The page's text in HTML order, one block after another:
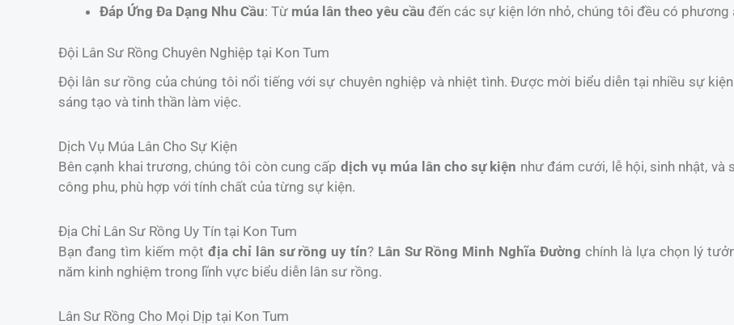
Đáp Ứng Đa Dạng Nhu Cầu: Từ múa lân theo yêu cầu đến các sự kiện lớn nhỏ, chúng tôi đều có phương
Đội Lân Sư Rồng Chuyên Nghiệp tại Kon Tum
Đội lân sư rồng của chúng tôi nổi tiếng với sự chuyên nghiệp và nhiệt tình. Được mời biểu diễn tại nhiều sự
sáng tạo và tinh thần làm việc.
Dịch Vụ Múa Lân Cho Sự Kiện
Bên cạnh khai trương, chúng tôi còn cung cấp dịch vụ múa lân cho sự kiện như đám cưới, lễ hội, sinh nhật,
công phu, phù hợp với tính chất của từng sự kiện.
Địa Chỉ Lân Sư Rồng Uy Tín tại Kon Tum
Bạn đang tìm kiếm một địa chỉ lân sư rồng uy tín? Lân Sư Rồng Minh Nghĩa Đường chính là lựa chọn lý
năm kinh nghiệm trong lĩnh vực biểu diễn lân sư rồng.
Lân Sư Rồng Cho Mọi Dịp tại Kon Tum